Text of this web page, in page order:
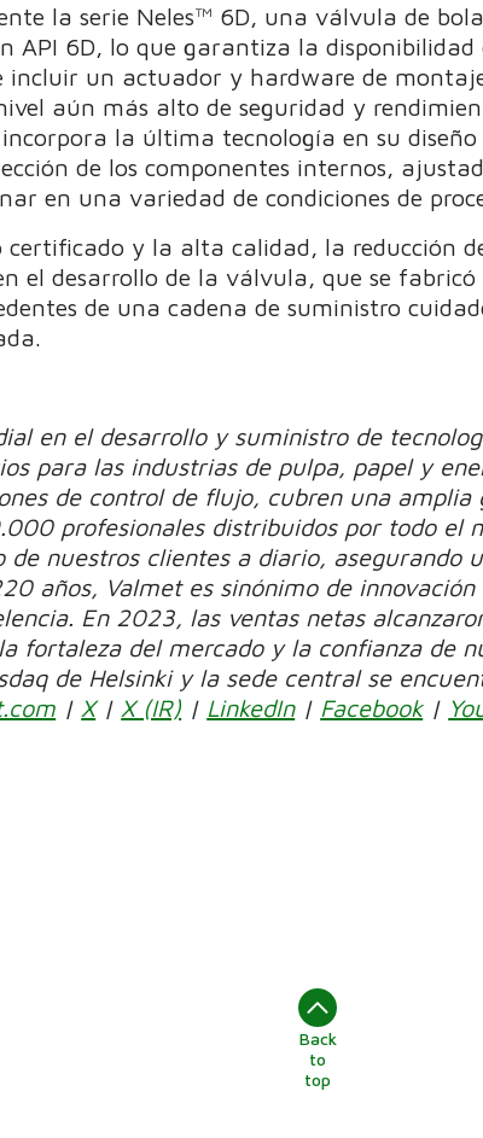
la serie Neles™ 6D, una válvula de
API 6D, lo que garantiza la
incluir un actuador y hardware de
aún más alto de seguridad y
la última tecnología en su
de los componentes internos,
en una variedad de condiciones de
certificado y la alta calidad, la reducción
el desarrollo de la válvula, que se
de una cadena de suministro
en el desarrollo y suministro de
para las industrias de pulpa, papel y
de control de flujo, cubren una amplia
profesionales distribuidos por todo el
nuestros clientes a diario, asegurando
años, Valmet es sinónimo de
En 2023, las ventas netas
fortaleza del mercado y la confianza de
de Helsinki y la sede central se
| X| X (IR) | LinkedIn| Facebook|
Back
to
top